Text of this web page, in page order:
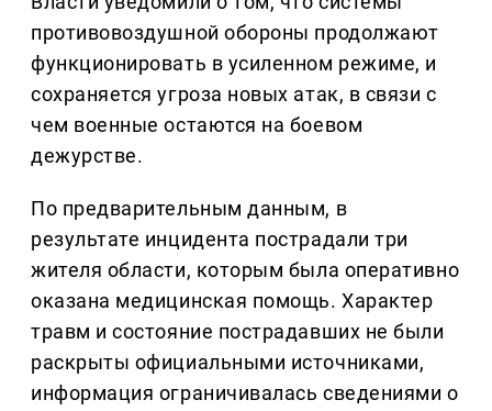
противовоздушной обороны продолжают
функционировать в усиленном режиме, и
сохраняется угроза новых атак, в связи с
чем военные остаются на боевом
дежурстве.
По предварительным данным, в
результате инцидента пострадали три
жителя области, которым была оперативно
оказана медицинская помощь. Характер
травм и состояние пострадавших не были
раскрыты официальными источниками,
информация ограничивалась сведениями о